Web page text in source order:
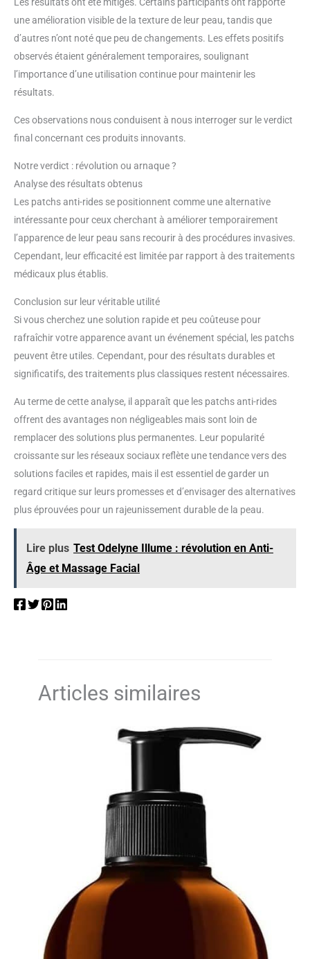
Les résultats ont été mitigés. Certains participants ont rapporté
une amélioration visible de la texture de leur peau, tandis que
d’autres n’ont noté que peu de changements. Les effets positifs
observés étaient généralement temporaires, soulignant
l’importance d’une utilisation continue pour maintenir les
résultats.
Ces observations nous conduisent à nous interroger sur le verdict
final concernant ces produits innovants.
Notre verdict : révolution ou arnaque ?
Analyse des résultats obtenus
Les patchs anti-rides se positionnent comme une alternative
intéressante pour ceux cherchant à améliorer temporairement
l’apparence de leur peau sans recourir à des procédures invasives.
Cependant, leur efficacité est limitée par rapport à des traitements
médicaux plus établis.
Conclusion sur leur véritable utilité
Si vous cherchez une solution rapide et peu coûteuse pour
rafraîchir votre apparence avant un événement spécial, les patchs
peuvent être utiles. Cependant, pour des résultats durables et
significatifs, des traitements plus classiques restent nécessaires.
Au terme de cette analyse, il apparaît que les patchs anti-rides
offrent des avantages non négligeables mais sont loin de
remplacer des solutions plus permanentes. Leur popularité
croissante sur les réseaux sociaux reflète une tendance vers des
solutions faciles et rapides, mais il est essentiel de garder un
regard critique sur leurs promesses et d’envisager des alternatives
plus éprouvées pour un rajeunissement durable de la peau.
Lire plus Test Odelyne Illume : révolution en Anti-
Âge et Massage Facial
Articles similaires